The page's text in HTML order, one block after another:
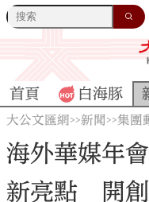
首頁 白海豚
大公文匯網>>新聞>>集團
海外華媒年
新亮點 開創